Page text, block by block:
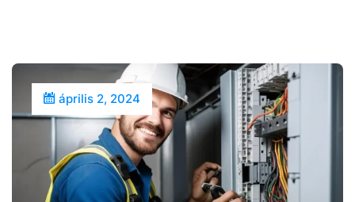
április 2, 2024